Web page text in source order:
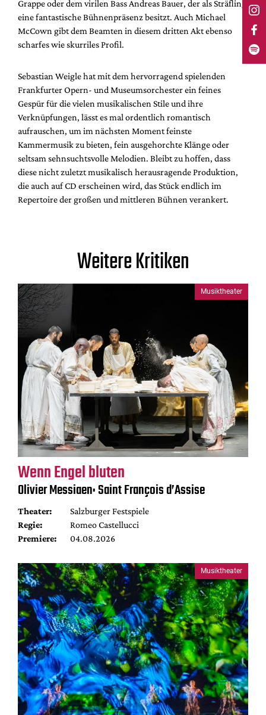
Grappe oder dem virilen Bass Andreas Bauer, der als Sträfling
eine fantastische Bühnenpräsenz besitzt. Auch Michael
McCown gibt dem Beamten in diesem dritten Akt ebenso
scharfes wie skurriles Profil.
Sebastian Weigle hat mit dem hervorragend spielenden
Frankfurter Opern- und Museumsorchester ein feines
Gespür für die vielen musikalischen Stile und ihre
Verknüpfungen, lässt es mal ordentlich romantisch
aufrauschen, um im nächsten Moment feinste
Kammermusik zu bieten, fein ausgehorchte Klänge oder
seltsam sehnsuchtsvolle Melodien. Bleibt zu hoffen, dass
diese nicht zuletzt musikalisch herausragende Produktion,
die auch auf CD erscheinen wird, das Stück endlich im
Repertoire der großen und mittleren Bühnen verankert.
Weitere Kritiken
Musiktheater
Wenn Engel bluten
Olivier Messiaen: Saint François d’Assise
Theater:
Salzburger Festspiele
Regie:
Romeo Castellucci
Premiere:
04.08.2026
Musiktheater